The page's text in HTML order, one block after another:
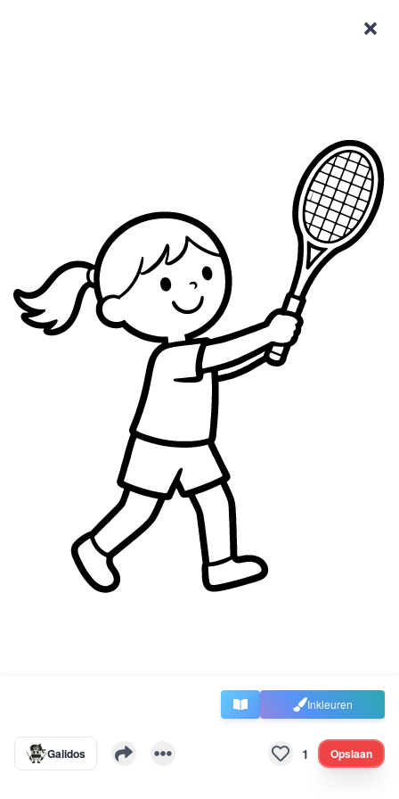
Inkleuren
Galidos 1 Opslaan